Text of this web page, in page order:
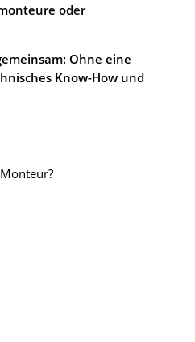
oder
Ohne eine
Know-How und